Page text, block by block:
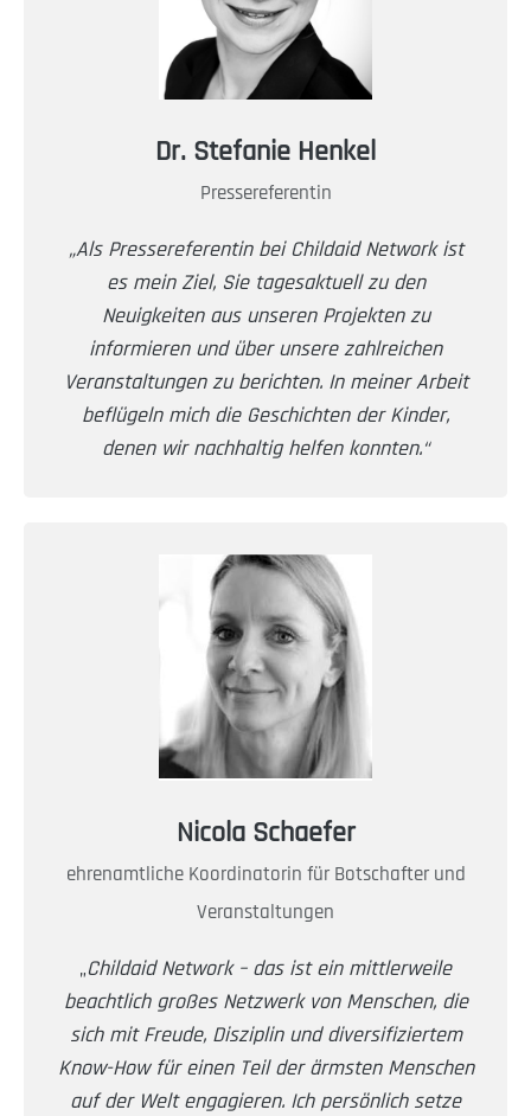
Dr. Stefanie Henkel
Pressereferentin
„Als Pressereferentin bei Childaid Network ist
es mein Ziel, Sie tagesaktuell zu den
Neuigkeiten aus unseren Projekten zu
informieren und über unsere zahlreichen
Veranstaltungen zu berichten. In meiner Arbeit
beflügeln mich die Geschichten der Kinder,
denen wir nachhaltig helfen konnten.“
Nicola Schaefer
ehrenamtliche Koordinatorin für Botschafter und
Veranstaltungen
„Childaid Network – das ist ein mittlerweile
beachtlich großes Netzwerk von Menschen, die
sich mit Freude, Disziplin und diversifiziertem
Know-How für einen Teil der ärmsten Menschen
auf der Welt engagieren. Ich persönlich setze